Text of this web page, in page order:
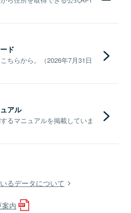
ド
ちらから。（2026年7月31日
アル
るマニュアルを掲載していま
るデータについて
内